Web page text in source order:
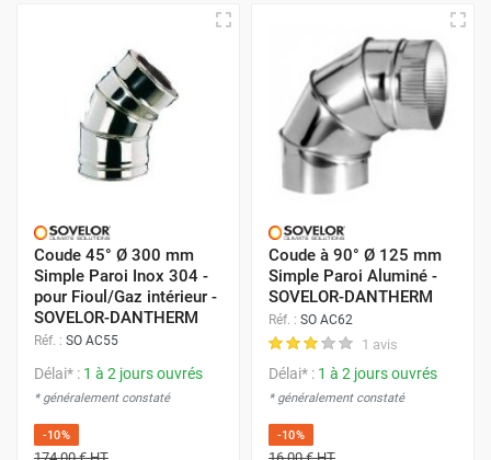
Coude 45° Ø 300 mm
Simple Paroi Inox 304 -
pour Fioul/Gaz intérieur -
SOVELOR-DANTHERM
Réf. : SO AC55
Délai* : 1 à 2 jours ouvrés
* généralement constaté
-10%
Coude à 90° Ø 125 mm
Simple Paroi Aluminé -
SOVELOR-DANTHERM
Réf. : SO AC62
1 avis
Délai* : 1 à 2 jours ouvrés
* généralement constaté
-10%